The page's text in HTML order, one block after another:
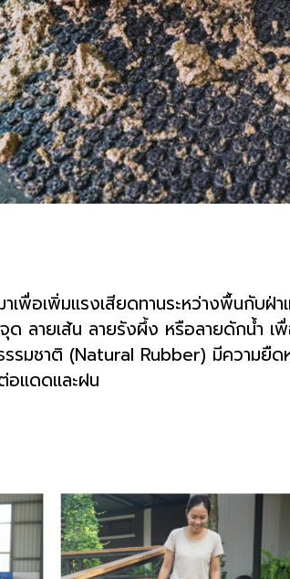
พื่อเพิ่มแรงเสียดทานระหว่างพื้นกับฝ่า
ลายเส้น ลายรังผึ้ง หรือลายดักน้ำ เ
รรมชาติ (Natural Rubber) มีความยืด
อแดดและฝน